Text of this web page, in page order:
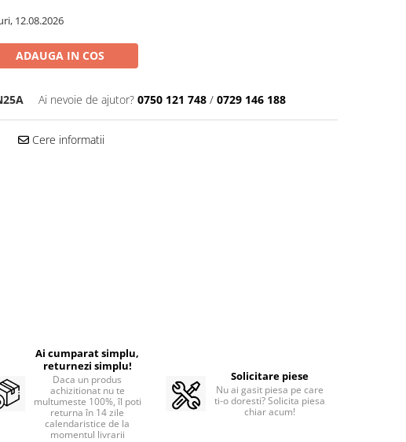
12.08.2026
ADAUGA IN COS
Ai nevoie de ajutor? 0750 121 748 / 0729 146 188
Cere informatii
Ai cumparat simplu,
returnezi simplu!
Daca un produs
achizitionat nu te
multumeste 100%, îl poti
returna în 14 zile
calendaristice de la
momentul livrarii
Solicitare piese
Nu ai gasit piesa pe care
ti-o doresti? Solicita piesa
chiar acum!